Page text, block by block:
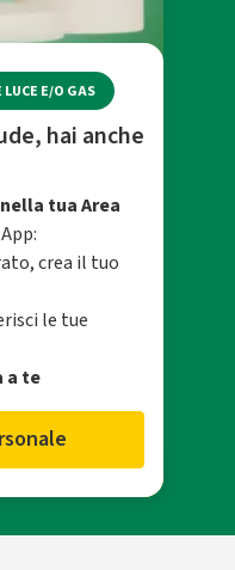
E/O GAS
hai anche
tua Area
crea il tuo
le tue
a te